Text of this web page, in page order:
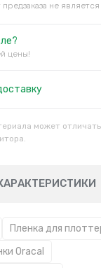
не
цены!
может
Пленка для
Oracal